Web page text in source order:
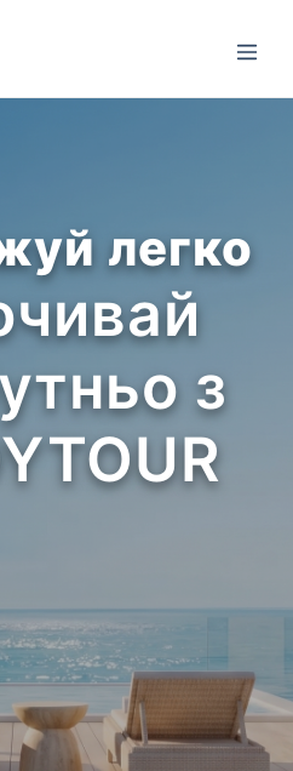
легко
з